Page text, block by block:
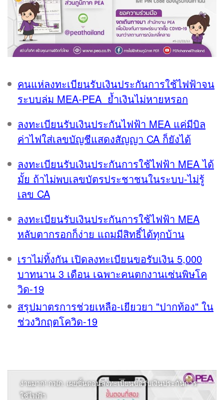
คนแห่ลงทะเบียนรับเงินประกันการใช้ไฟฟ้าจน
ระบบล่ม MEA-PEA ย้ำเงินไม่หายหรอก
ลงทะเบียนรับเงินประกันไฟฟ้า MEA แค่มีบิล
ค่าไฟใส่เลขบัญชีแสดงสัญญา CA ก็ยังได้
ลงทะเบียนรับเงินประกันการใช้ไฟฟ้า MEA ได้
มั้ย ถ้าไม่พบเลขบัตรประชาชนในระบบ-ไม่รู้
เลข CA
ลงทะเบียนรับเงินประกันการใช้ไฟฟ้า MEA
หลับตากรอกก็ง่าย แถมมีสิทธิ์ได้ทุกบ้าน
เราไม่ทิ้งกัน เปิดลงทะเบียนขอรับเงิน 5,000
บาทนาน 3 เดือน เฉพาะคนตกงานเซ่นพิษโค
วิด-19
สรุปมาตรการช่วยเหลือ-เยียวยา "ปากท้อง" ใน
ช่วงวิกฤตโควิด-19